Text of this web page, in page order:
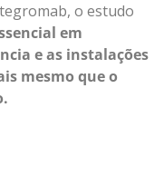
o estudo
em
e as instalações
mesmo que o